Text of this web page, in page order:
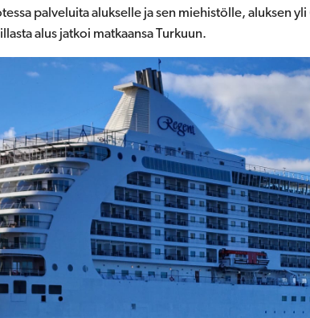
palveluita alukselle ja sen miehistölle, aluksen
alus jatkoi matkaansa Turkuun.